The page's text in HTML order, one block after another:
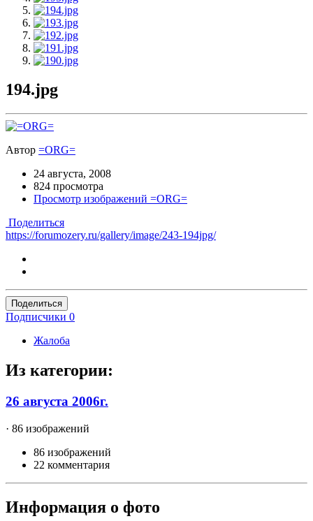
194.jpg
Автор =ORG=
24 августа, 2008
824 просмотра
Просмотр изображений =ORG=
Поделиться
https://forumozery.ru/gallery/image/243-194jpg/
Поделиться
Подписчики 0
Жалоба
Из категории:
26 августа 2006г.
· 86 изображений
86 изображений
22 комментария
Информация о фото